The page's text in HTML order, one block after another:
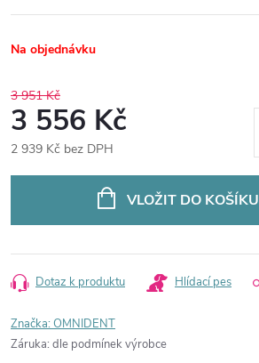
Na objednávku
3 951 Kč
3 556 Kč
2 939 Kč bez DPH
VLOŽIT DO KOŠÍKU
Dotaz k produktu Hlídací pes
Značka:OMNIDENT
Záruka: dle podmínek výrobce